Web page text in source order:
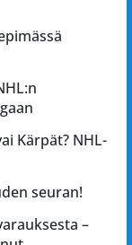
Kärpät? NHL-
seuran!
–